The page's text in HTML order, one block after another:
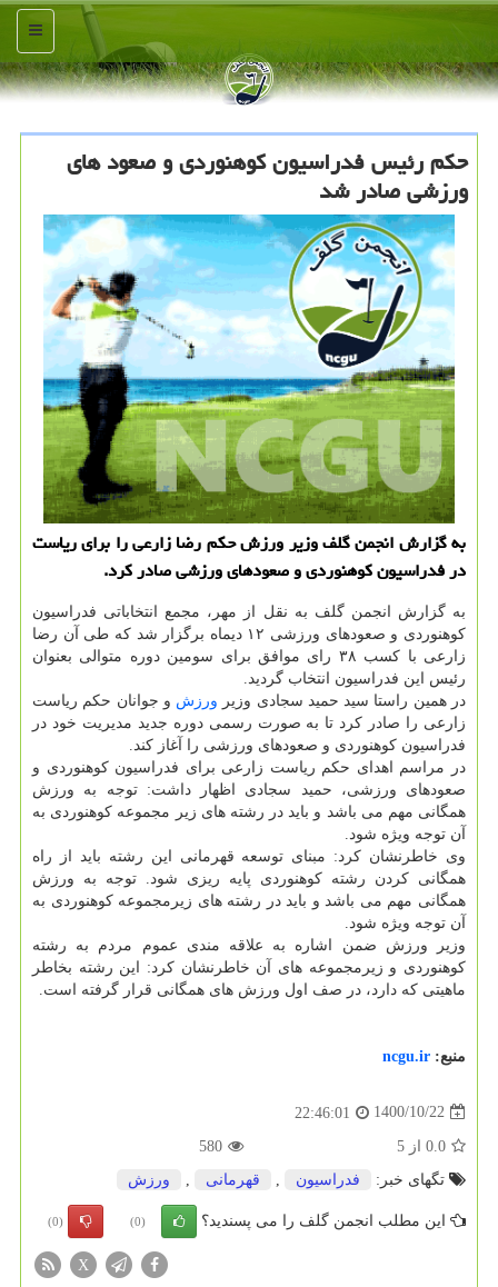
منو
حکم رئیس فدراسیون کوهنوردی و صعود های
ورزشی صادر شد
به گزارش انجمن گلف وزیر ورزش حکم رضا زارعی را برای ریاست
در فدراسیون کوهنوردی و صعودهای ورزشی صادر کرد.
به گزارش انجمن گلف به نقل از مهر، مجمع انتخاباتی فدراسیون
کوهنوردی و صعودهای ورزشی ۱۲ دیماه برگزار شد که طی آن رضا
زارعی با کسب ۳۸ رای موافق برای سومین دوره متوالی بعنوان
رئیس این فدراسیون انتخاب گردید.
در همین راستا سید حمید سجادی وزیر ورزش و جوانان حکم ریاست
زارعی را صادر کرد تا به صورت رسمی دوره جدید مدیریت خود در
فدراسیون کوهنوردی و صعودهای ورزشی را آغاز کند.
در مراسم اهدای حکم ریاست زارعی برای فدراسیون کوهنوردی و
صعودهای ورزشی، حمید سجادی اظهار داشت: توجه به ورزش
همگانی مهم می باشد و باید در رشته های زیر مجموعه کوهنوردی به
آن توجه ویژه شود.
وی خاطرنشان کرد: مبنای توسعه قهرمانی این رشته باید از راه
همگانی کردن رشته کوهنوردی پایه ریزی شود. توجه به ورزش
همگانی مهم می باشد و باید در رشته های زیرمجموعه کوهنوردی به
آن توجه ویژه شود.
وزیر ورزش ضمن اشاره به علاقه مندی عموم مردم به رشته
کوهنوردی و زیرمجموعه های آن خاطرنشان کرد: این رشته بخاطر
ماهیتی که دارد، در صف اول ورزش های همگانی قرار گرفته است.
منبع: ncgu.ir
1400/10/22
22:46:01
0.0 از 5
580
تگهای خبر:
فدراسیون قهرمانی ورزش
این مطلب انجمن گلف را می پسندید؟ (0)
(0)
X